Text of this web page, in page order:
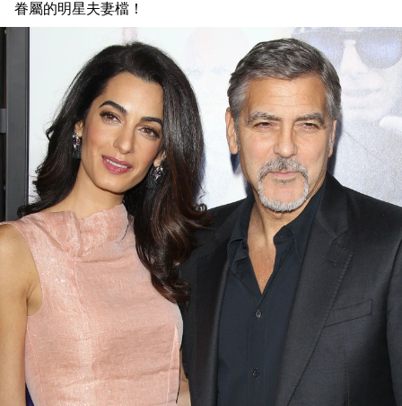
眷屬的明星夫妻檔！